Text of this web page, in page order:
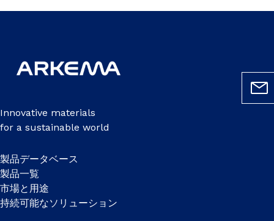
Innovative materials
for a sustainable world
製品データベース
製品一覧
市場と用途
持続可能なソリューション